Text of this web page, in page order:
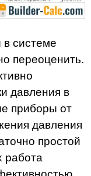
в системе
переоценить.
давления в
приборы от
давления
простой
работа